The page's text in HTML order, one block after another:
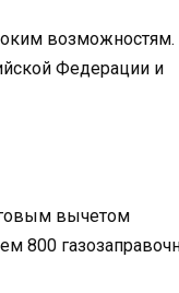
возможностям.
Федерации и
вычетом
800